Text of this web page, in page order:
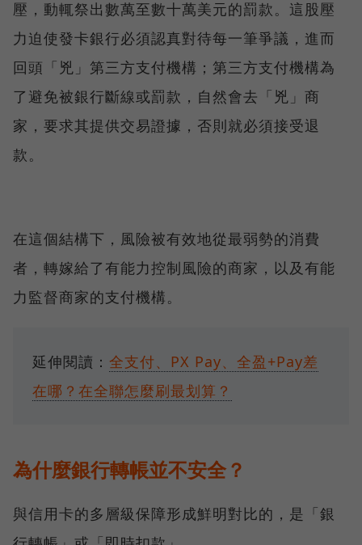
壓，動輒祭出數萬至數十萬美元的罰款。這股壓
力迫使發卡銀行必須認真對待每一筆爭議，進而
回頭「兇」第三方支付機構；第三方支付機構為
了避免被銀行斷線或罰款，自然會去「兇」商
家，要求其提供交易證據，否則就必須接受退
款。
在這個結構下，風險被有效地從最弱勢的消費
者，轉嫁給了有能力控制風險的商家，以及有能
力監督商家的支付機構。
延伸閱讀： 全支付、PX Pay、全盈+Pay差
在哪？在全聯怎麼刷最划算？
為什麼銀行轉帳並不安全？
與信用卡的多層級保障形成鮮明對比的，是「銀